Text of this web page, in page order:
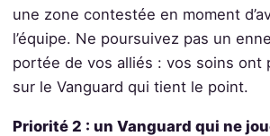
une zone contestée en moment
l’équipe. Ne poursuivez pas un
portée de vos alliés : vos soins ont
sur le Vanguard qui tient le point.
Priorité 2 : un Vanguard qui ne